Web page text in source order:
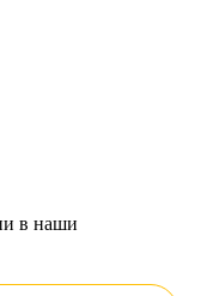
в наши